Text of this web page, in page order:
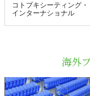
コトブキシーティング・
インターナショナル
海外